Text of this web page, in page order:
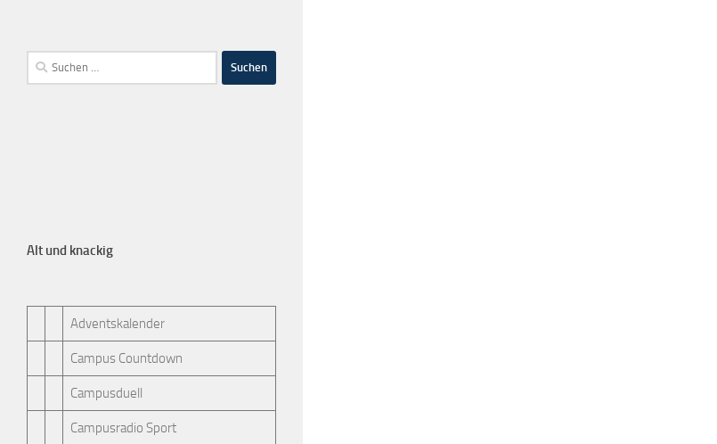
Alt und knackig
Adventskalender
Campus Countdown
Campusduell
Campusradio Sport